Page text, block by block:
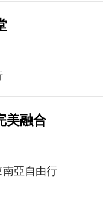
美融合
南亞自由行